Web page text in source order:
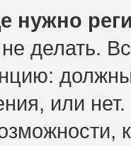
нужно
делать.
или